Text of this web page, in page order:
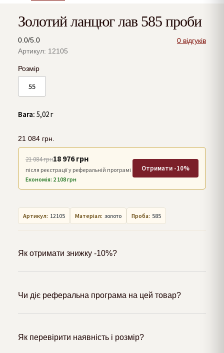
Золотий ланцюг лав 585 проби
0.0/5.0
0 відгуків
Артикул: 12105
Розмір
55
Вага: 5,02 г
21 084 грн.
21 084 грн18 976 грн
після реєстрації у реферальній програмі
Економія: 2 108 грн
Отримати -10%
Артикул: 12105 Матеріал: золото Проба: 585
Як отримати знижку -10%?
Чи діє реферальна програма на цей товар?
Як перевірити наявність і розмір?